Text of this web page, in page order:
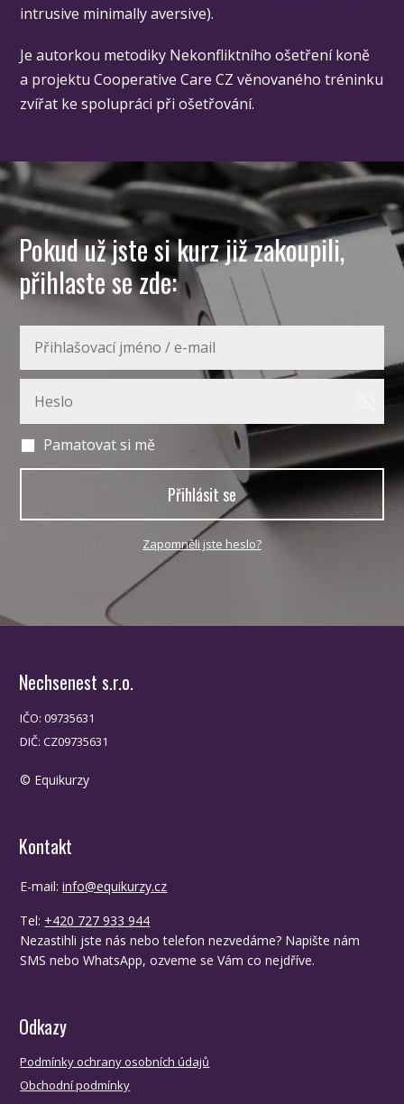
intrusive minimally aversive).
Je autorkou metodiky Nekonfliktního ošetření koně
a projektu Cooperative Care CZ věnovaného tréninku
zvířat ke spolupráci při ošetřování.
Pokud už jste si kurz již zakoupili,
přihlaste se zde:
Pamatovat si mě
Přihlásit se
Zapomněli jste heslo?
Nechsenest s.r.o.
IČO: 09735631
DIČ: CZ09735631
© Equikurzy
Kontakt
E-mail:info@equikurzy.cz
Tel: +420 727 933 944
Nezastihli jste nás nebo telefon nezvedáme? Napište nám
SMS nebo WhatsApp, ozveme se Vám co nejdříve.
Odkazy
Podmínky ochrany osobních údajů
Obchodní podmínky